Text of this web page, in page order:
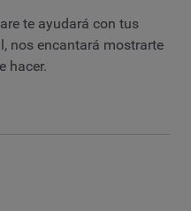
te ayudará con tus
nos encantará mostrarte
hacer.